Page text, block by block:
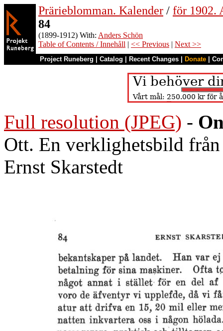
Prärieblomman. Kalender / för 1902.
84
(1899-1912) With: Anders Schön
Table of Contents / Innehåll | << Previous | Next >>
Project Runeberg Catalog Recent Changes Donate
Full resolution (JPEG) -
Ott. En verklighetsbild
Ernst Skarstedt